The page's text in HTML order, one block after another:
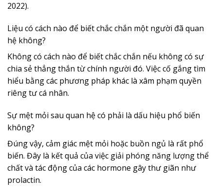
2022).
Liệu có cách nào để biết chắc chắn một người đã quan
hệ không?
Không có cách nào để biết chắc chắn nếu không có sự
chia sẻ thẳng thắn từ chính người đó. Việc cố gắng tìm
hiểu bằng các phương pháp khác là xâm phạm quyền
riêng tư cá nhân.
Sự mệt mỏi sau quan hệ có phải là dấu hiệu phổ biến
không?
Đúng vậy, cảm giác mệt mỏi hoặc buồn ngủ là rất phổ
biến. Đây là kết quả của việc giải phóng năng lượng thể
chất và tác động của các hormone gây thư giãn như
prolactin.